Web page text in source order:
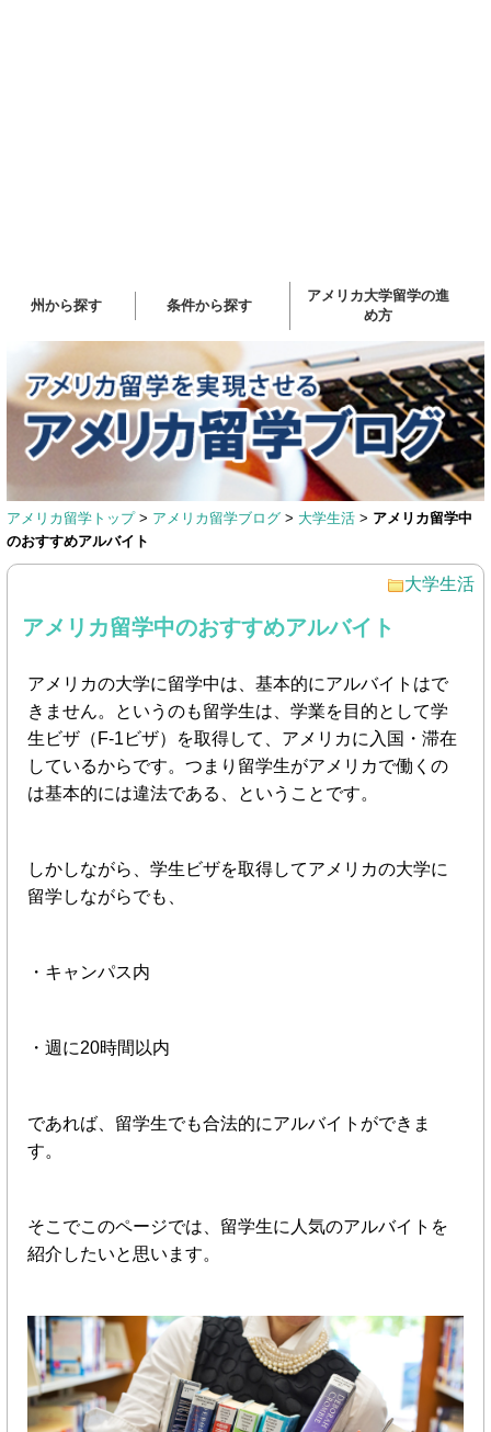
州から探す 条件から探す
アメリカ大学留学の進
め方
アメリカ留学トップ > アメリカ留学ブログ > 大学生活 > アメリカ留学中
のおすすめアルバイト
大学生活
アメリカ留学中のおすすめアルバイト
アメリカの大学に留学中は、基本的にアルバイトはで
きません。というのも留学生は、学業を目的として学
生ビザ（F-1ビザ）を取得して、アメリカに入国・滞在
しているからです。つまり留学生がアメリカで働くの
は基本的には違法である、ということです。
しかしながら、学生ビザを取得してアメリカの大学に
留学しながらでも、
・キャンパス内
・週に20時間以内
であれば、留学生でも合法的にアルバイトができま
す。
そこでこのページでは、留学生に人気のアルバイトを
紹介したいと思います。